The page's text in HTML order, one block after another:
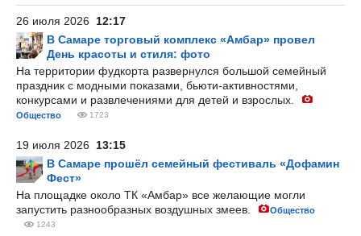
26 июля 2026 12:17
В Самаре торговый комплекс «Амбар» провел
День красоты и стиля: фото
На территории фудкорта развернулся большой семейный
праздник с модными показами, бьюти-активностями,
конкурсами и развлечениями для детей и взрослых.
Общество 1723
19 июля 2026 13:15
В Самаре прошёл семейный фестиваль «Дофамин
Фест»
На площадке около ТК «Амбар» все желающие могли
запустить разнообразных воздушных змеев.
Общество
1243